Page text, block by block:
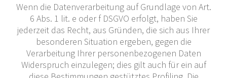
Wenn die Datenverarbeitung auf Grundlage von Art.
6 Abs. 1 lit. e oder f DSGVO erfolgt, haben Sie
jederzeit das Recht, aus Gründen, die sich aus Ihrer
besonderen Situation ergeben, gegen die
Verarbeitung Ihrer personenbezogenen Daten
Widerspruch einzulegen; dies gilt auch für ein auf